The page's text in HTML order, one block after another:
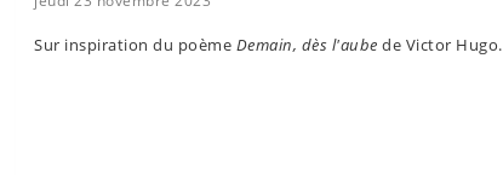
Sur inspiration du poème Demain, dès l'aube de Victor Hugo.